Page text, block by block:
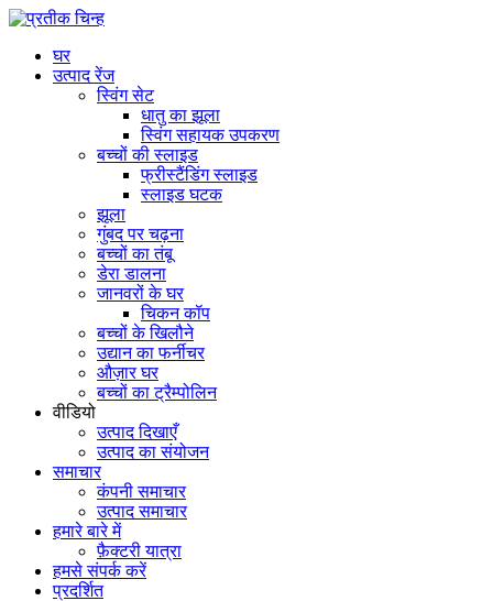
घर
उत्पाद रेंज
स्विंग सेट
धातु का झूला
स्विंग सहायक उपकरण
बच्चों की स्लाइड
फ्रीस्टैंडिंग स्लाइड
स्लाइड घटक
झूला
गुंबद पर चढ़ना
बच्चों का तंबू
डेरा डालना
जानवरों के घर
चिकन कॉप
बच्चों के खिलौने
उद्यान का फर्नीचर
औज़ार घर
बच्चों का ट्रैम्पोलिन
वीडियो
उत्पाद दिखाएँ
उत्पाद का संयोजन
समाचार
कंपनी समाचार
उत्पाद समाचार
हमारे बारे में
फ़ैक्टरी यात्रा
हमसे संपर्क करें
प्रदर्शित